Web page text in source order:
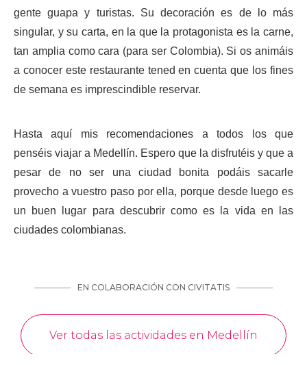
gente guapa y turistas. Su decoración es de lo más
singular, y su carta, en la que la protagonista es la carne,
tan amplia como cara (para ser Colombia). Si os animáis
a conocer este restaurante tened en cuenta que los fines
de semana es imprescindible reservar.
Hasta aquí mis recomendaciones a todos los que
penséis viajar a Medellín. Espero que la disfrutéis y que a
pesar de no ser una ciudad bonita podáis sacarle
provecho a vuestro paso por ella, porque desde luego es
un buen lugar para descubrir como es la vida en las
ciudades colombianas.